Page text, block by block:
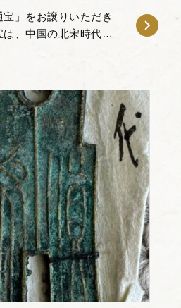
」をお譲りいただき
は、中国の北宋時代に
種であり、古銭コレ
...